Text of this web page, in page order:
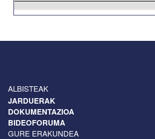
ALBISTEAK
JARDUERAK
DOKUMENTAZIOA
BIDEOFORUMA
GURE ERAKUNDEA